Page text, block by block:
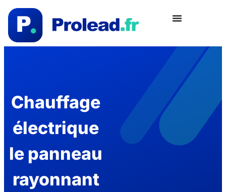
Chauffage
électrique
le panneau
rayonnant